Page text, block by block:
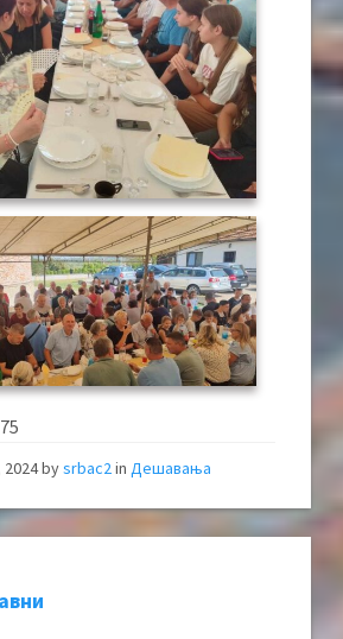
bysrbac2 in Дешавања